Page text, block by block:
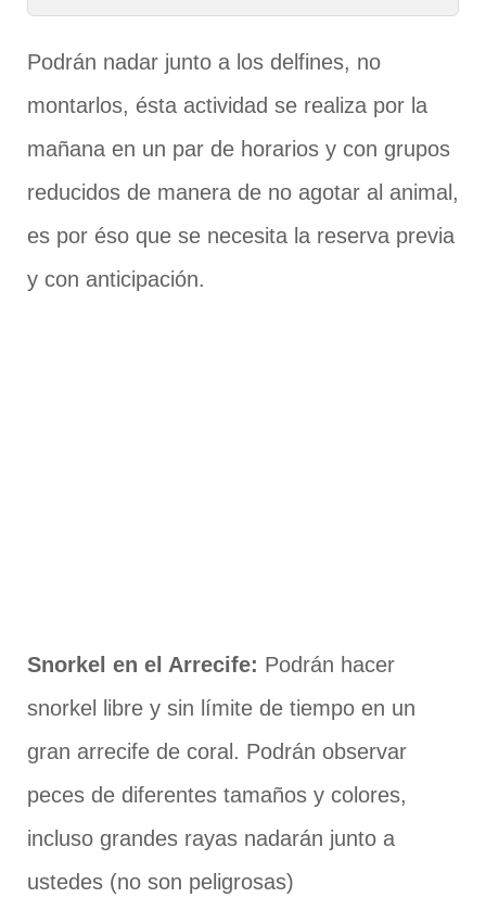
Podrán nadar junto a los delfines, no
montarlos, ésta actividad se realiza por la
mañana en un par de horarios y con grupos
reducidos de manera de no agotar al animal,
es por éso que se necesita la reserva previa
y con anticipación.
Snorkel en el Arrecife: Podrán hacer
snorkel libre y sin límite de tiempo en un
gran arrecife de coral. Podrán observar
peces de diferentes tamaños y colores,
incluso grandes rayas nadarán junto a
ustedes (no son peligrosas)